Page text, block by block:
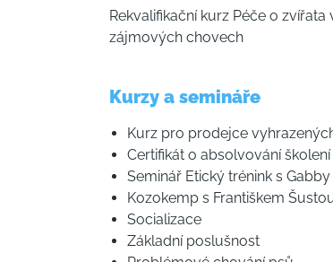
Rekvalifikační kurz Péče o
zájmových chovech
Kurzy a semináře
Kurz pro prodejce
Certifikát o absolvování
Seminář Etický trénink s
Kozokemp s Františkem
Socializace
Základní poslušnost